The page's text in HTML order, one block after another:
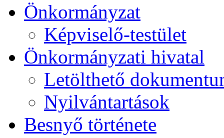
Önkormányzat
Képviselő-testület
Önkormányzati hivatal
Letölthető
Nyilvántartások
Besnyő története